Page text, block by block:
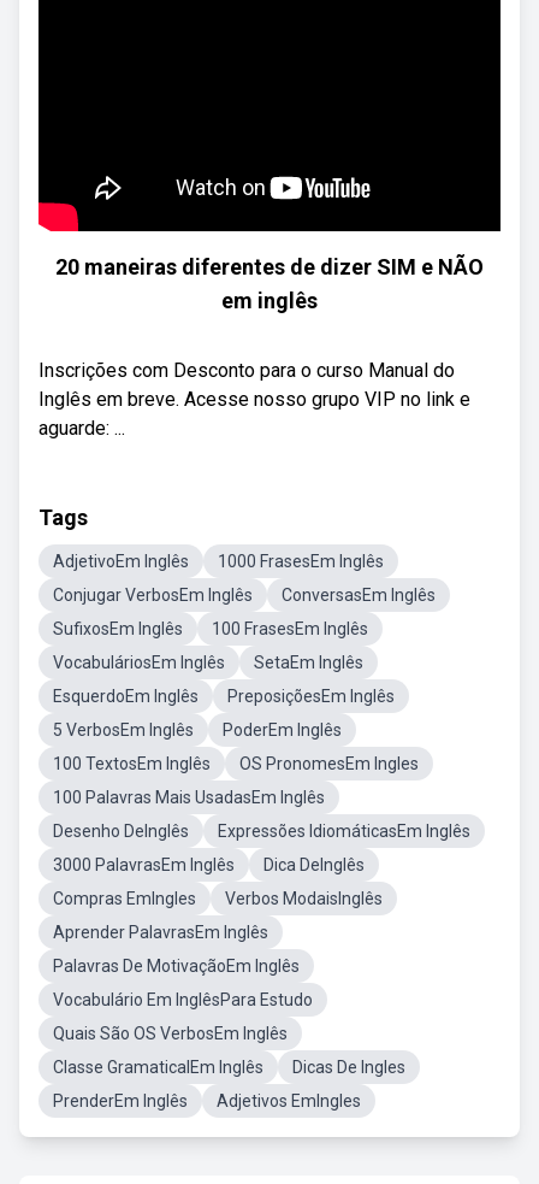
20 maneiras diferentes de dizer SIM e NÃO
em inglês
Inscrições com Desconto para o curso Manual do
Inglês em breve. Acesse nosso grupo VIP no link e
aguarde: ...
Tags
AdjetivoEm Inglês
1000 FrasesEm Inglês
Conjugar VerbosEm Inglês
ConversasEm Inglês
SufixosEm Inglês
100 FrasesEm Inglês
VocabuláriosEm Inglês
SetaEm Inglês
EsquerdoEm Inglês
PreposiçõesEm Inglês
5 VerbosEm Inglês
PoderEm Inglês
100 TextosEm Inglês
OS PronomesEm Ingles
100 Palavras Mais UsadasEm Inglês
Desenho DeInglês
Expressões IdiomáticasEm Inglês
3000 PalavrasEm Inglês
Dica DeInglês
Compras EmIngles
Verbos ModaisInglês
Aprender PalavrasEm Inglês
Palavras De MotivaçãoEm Inglês
Vocabulário Em InglêsPara Estudo
Quais São OS VerbosEm Inglês
Classe GramaticalEm Inglês
Dicas De Ingles
PrenderEm Inglês
Adjetivos EmIngles